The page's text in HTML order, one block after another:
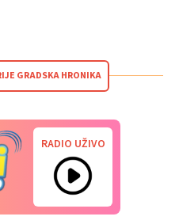
GRADSKA HRONIKA
RADIO UŽIVO